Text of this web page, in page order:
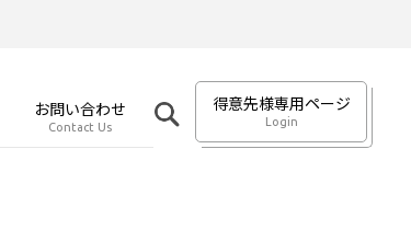
お問い合わせ
Contact Us
得意先様専用ページ
Login